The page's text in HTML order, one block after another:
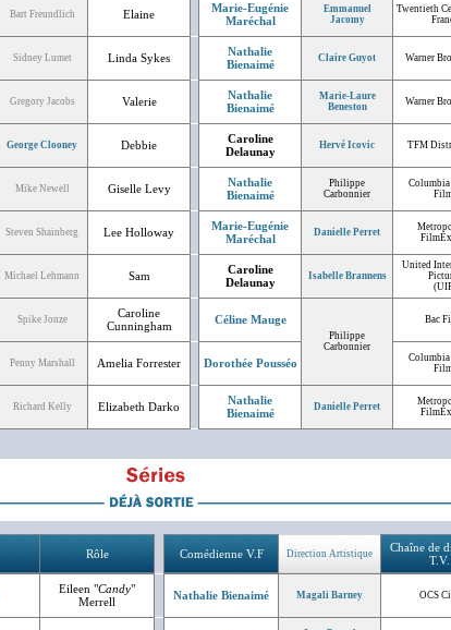
Bart Freundlich Elaine
Marie-Eugénie
Maréchal
Emmanuel
Jacomy
Twentieth
Sidney Lumet Linda Sykes
Nathalie
Bienaimé
Claire Guyot Warner
Gregory Jacobs Valerie
Nathalie
Bienaimé
Marie-Laure
Beneston
Warner
George Clooney Debbie
Caroline
Delaunay
Hervé Icovic TFM
Mike Newell Giselle Levy
Nathalie
Bienaimé
Philippe
Carbonnier
Steven Shainberg Lee Holloway
Marie-Eugénie
Maréchal
Danielle Perret
Michael Lehmann Sam
Caroline
Delaunay
Isabelle Brannens
United
Spike Jonze
Caroline
Cunningham
Céline Mauge
Philippe
Carbonnier
Bac
Penny Marshall Amelia Forrester Dorothée Pousséo
Richard Kelly Elizabeth Darko
Nathalie
Bienaimé
Danielle Perret
Rôle Comédienne V.F Direction Artistique
Chaîne de
T.V.
Eileen "Candy"
Merrell
Nathalie Bienaimé Magali Barney OCS